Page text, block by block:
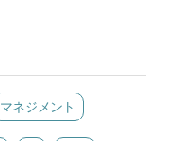
マネジメント